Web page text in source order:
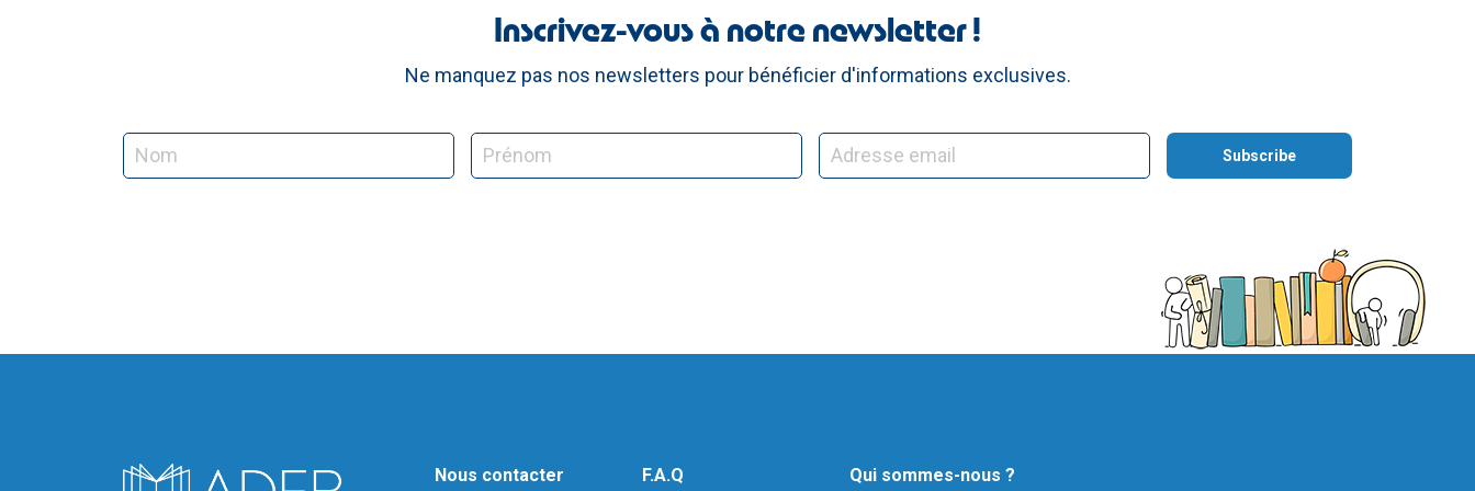
Inscrivez-vous à notre newsletter !
Ne manquez pas nos newsletters pour bénéficier d'informations exclusives.
Nous contacter F.A.Q Qui sommes-nous ?